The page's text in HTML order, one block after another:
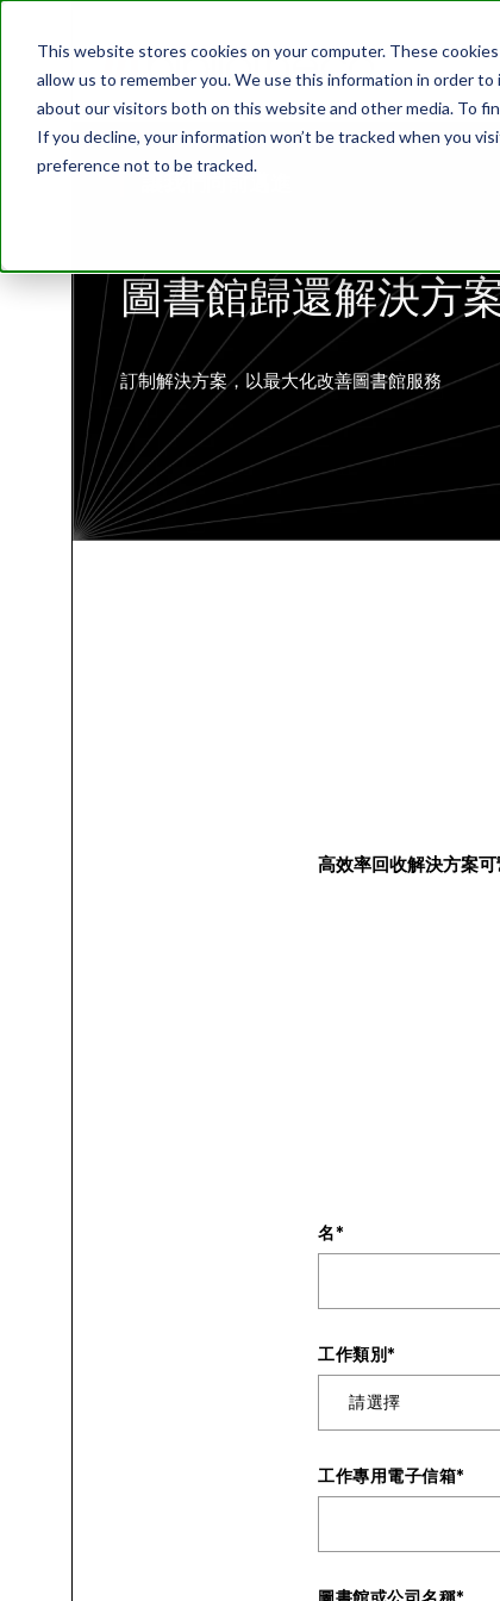
This website stores cookies on your computer. These
allow us to remember you. We use this information in order
about our visitors both on this website and other media. To
If you decline, your information won’t be tracked when you
preference not to be tracked.
圖書館歸還解決方
訂制解決方案，以最大化改善圖書館服務
高效率回收解決方案
名*
工作類別*
工作專用電子信箱*